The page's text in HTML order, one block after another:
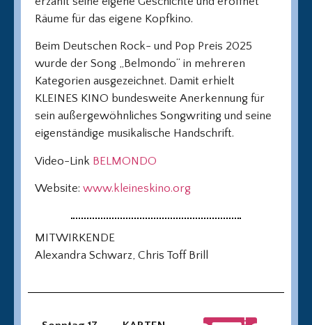
Räume für das eigene Kopfkino.
Beim Deutschen Rock- und Pop Preis 2025
wurde der Song „Belmondo“ in mehreren
Kategorien ausgezeichnet. Damit erhielt
KLEINES KINO bundesweite Anerkennung für
sein außergewöhnliches Songwriting und seine
eigenständige musikalische Handschrift.
Video-Link BELMONDO
Website: www.kleineskino.org
MITWIRKENDE
Alexandra Schwarz, Chris Toff Brill